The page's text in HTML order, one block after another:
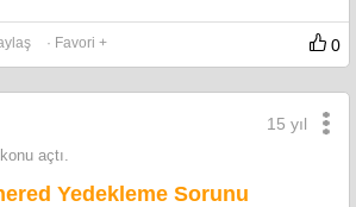
· Favori + 0
açtı.
15 yıl
Yedekleme Sorunu